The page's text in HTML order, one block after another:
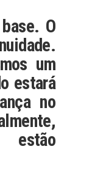
O
um
estará
no